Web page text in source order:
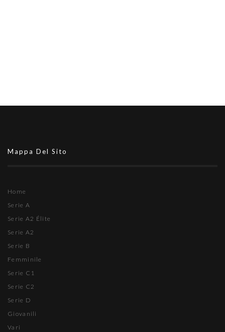
Mappa Del Sito
Home
Serie A
Serie A2 Élite
Serie A2
Serie B
Femminile
Serie C1
Serie C2
Serie D
Giovanili
Vari